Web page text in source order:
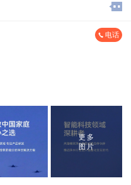
电话
更多
图片